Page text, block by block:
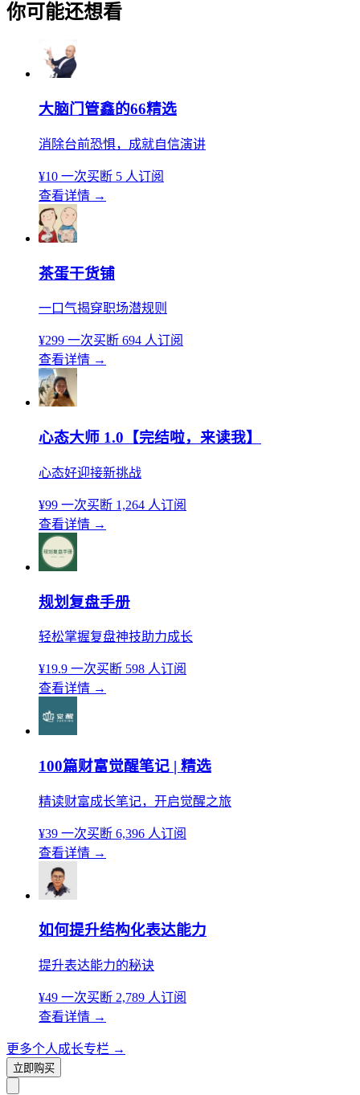
你可能还想看
大脑门管鑫的66精选
消除台前恐惧，成就自信演讲
¥10 一次买断 5 人订阅
查看详情 →
茶蛋干货铺
一口气揭穿职场潜规则
¥299 一次买断 694 人订阅
查看详情 →
心态大师 1.0【完结啦，来读我】
心态好迎接新挑战
¥99 一次买断 1,264 人订阅
查看详情 →
规划复盘手册
轻松掌握复盘神技助力成长
¥19.9 一次买断 598 人订阅
查看详情 →
100篇财富觉醒笔记 | 精选
精读财富成长笔记，开启觉醒之旅
¥39 一次买断 6,396 人订阅
查看详情 →
如何提升结构化表达能力
提升表达能力的秘诀
¥49 一次买断 2,789 人订阅
查看详情 →
更多个人成长专栏 →
立即购买